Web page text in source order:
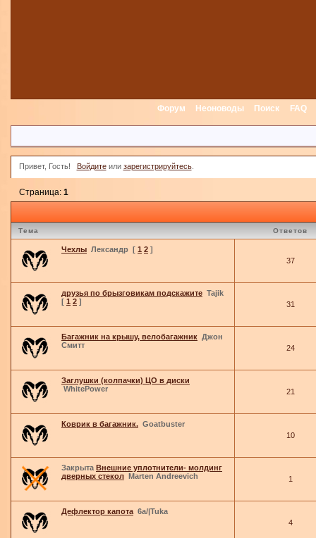
Форум Неоноводы Поиск FAQ
Привет, Гость! Войдитеили зарегистрируйтесь.
Страница:1
Тема Ответов
Чехлы Лександр [ 1 2 ]
37
друзья по брызговикам подскажите Tajik
[ 1 2 ] 31
Багажник на крышу, велобагажник Джон
Смитт
24
Заглушки (колпачки) ЦО в диски
WhitePower
21
Коврик в багажник. Goatbuster
10
Закрыта Внешние уплотнители- молдинг
дверных стекол Marten Andreevich 1
Дефлектор капота 6a/|Tuka
4